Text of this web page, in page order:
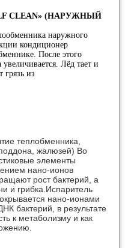
CLEAN» (НАРУЖНЫЙ
наружного
кондиционер
После этого
Лёд тает и
грязь из
теплобменника,
жалюзей) Во
элементы
нано-ионов
рост бактерий, а
и грибка.Испаритель
нано-ионами
бактерий, в результате
к метаболизму и как